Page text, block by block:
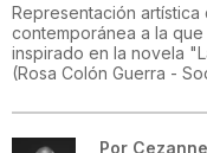
Representación
contemporánea a la
inspirado en la novela
(Rosa Colón Guerra -
Por